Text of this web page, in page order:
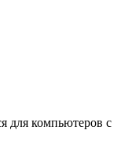
для компьютеров с